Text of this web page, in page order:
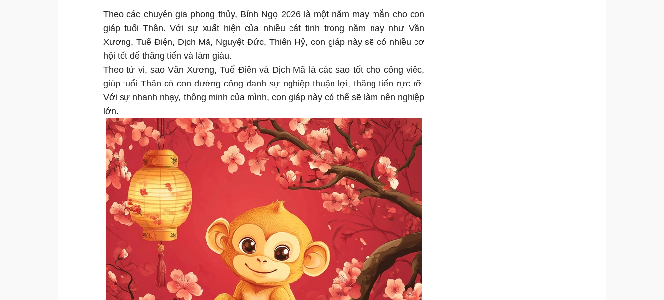
Theo các chuyên gia phong thủy, Bính Ngọ 2026 là một năm may mắn cho con
giáp tuổi Thân. Với sự xuất hiện của nhiều cát tinh trong năm nay như Văn
Xương, Tuế Điện, Dịch Mã, Nguyệt Đức, Thiên Hỷ, con giáp này sẽ có nhiều cơ
hội tốt để thăng tiến và làm giàu.
Theo tử vi, sao Văn Xương, Tuế Điện và Dịch Mã là các sao tốt cho công việc,
giúp tuổi Thân có con đường công danh sự nghiệp thuận lợi, thăng tiến rực rỡ.
Với sự nhanh nhạy, thông minh của mình, con giáp này có thể sẽ làm nên nghiệp
lớn.